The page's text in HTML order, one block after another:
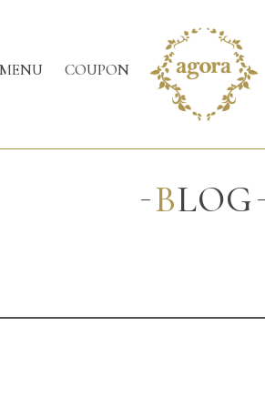
COUPON
BLOG